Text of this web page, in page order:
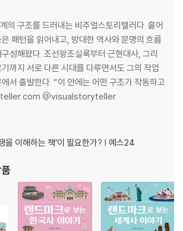
한국 전쟁(1950~1953)
진영과 공산진영의 군
베트남 전쟁(1955~1975)
중동 전쟁과 냉전의 그늘
현재) : 테러와 지정학적 갈등
테러와의 전쟁
의 구조를 드러내는 비주얼스토리텔러다. 흩어
패턴을 읽어내고, 방대한 역사와 문명의 흐름
성해왔다. 조선왕조실록부터 근현대사, 그리
까지 서로 다른 시대를 다루면서도 그의 작업
서 출발한다. “이 안에는 어떤 구조가 작동하고
@visualstoryteller
을 이해하는 책’이 필요한가? | 예스24